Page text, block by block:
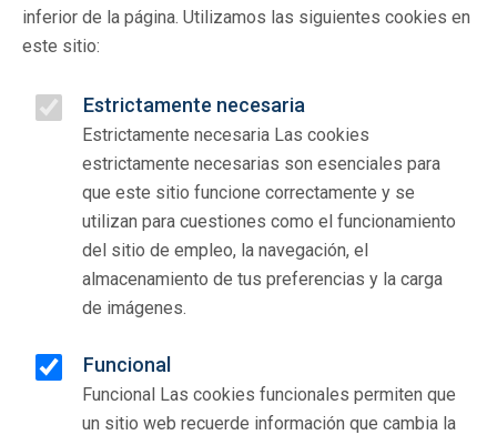
inferior de la página. Utilizamos las siguientes cookies en
este sitio:
Estrictamente necesaria
Estrictamente necesaria Las cookies
estrictamente necesarias son esenciales para
que este sitio funcione correctamente y se
utilizan para cuestiones como el funcionamiento
del sitio de empleo, la navegación, el
almacenamiento de tus preferencias y la carga
de imágenes.
Funcional
Funcional Las cookies funcionales permiten que
un sitio web recuerde información que cambia la